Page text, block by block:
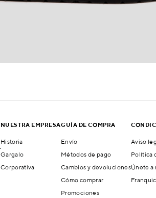
NUESTRA EMPRESA
Historia
Gargalo
Corporativa
GUÍA DE COMPRA
Envío
Métodos de pago
Cambios y devoluciones
Cómo comprar
Promociones
Aviso
Política
Únete a